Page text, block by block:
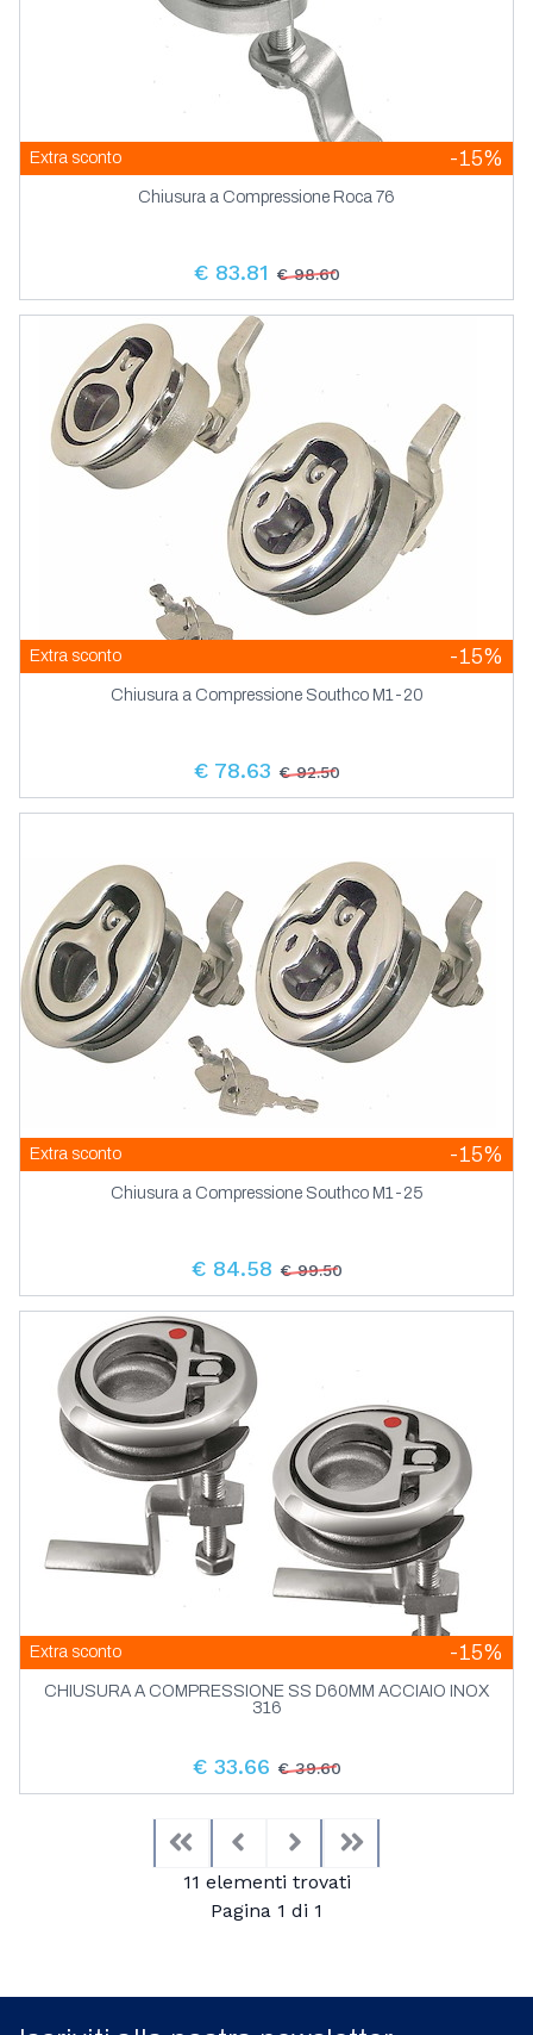
Extra sconto -15%
Chiusura a Compressione Roca 76
€ 83.81 € 98.60
Extra sconto -15%
Chiusura a Compressione Southco M1-20
€ 78.63 € 92.50
Extra sconto -15%
Chiusura a Compressione Southco M1-25
€ 84.58 € 99.50
Extra sconto -15%
CHIUSURA A COMPRESSIONE SS D60MM ACCIAIO INOX
316
€ 33.66 € 39.60
FirstPrevious
11 elementi trovati
Pagina 1 di 1
Next